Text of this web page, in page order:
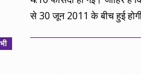
से 30 जून 2011 के बीच हुई